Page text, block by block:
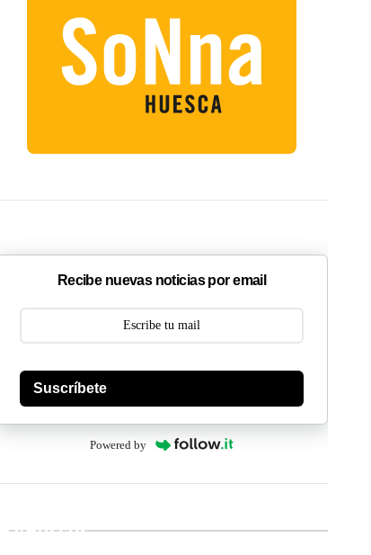
Recibe nuevas noticias por email
Suscríbete
Powered by
Buscar